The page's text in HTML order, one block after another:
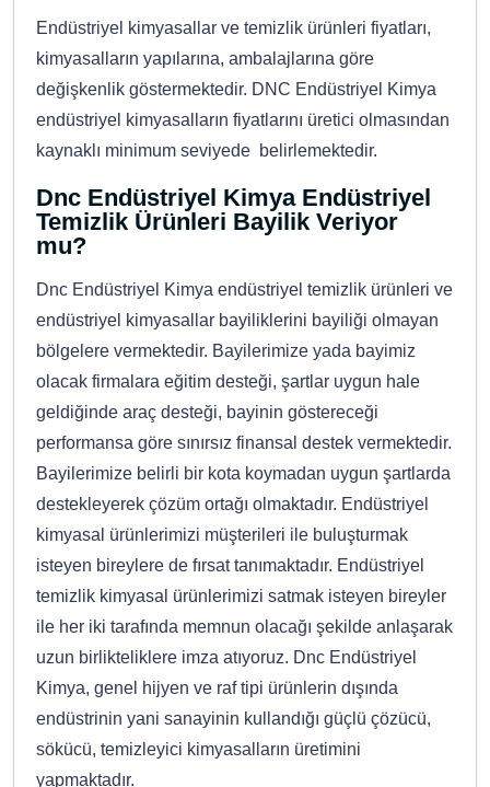
Endüstriyel kimyasallar ve temizlik ürünleri fiyatları,
kimyasalların yapılarına, ambalajlarına göre
değişkenlik göstermektedir. DNC Endüstriyel Kimya
endüstriyel kimyasalların fiyatlarını üretici olmasından
kaynaklı minimum seviyede belirlemektedir.
Dnc Endüstriyel Kimya Endüstriyel
Temizlik Ürünleri Bayilik Veriyor
mu?
Dnc Endüstriyel Kimya endüstriyel temizlik ürünleri ve
endüstriyel kimyasallar bayiliklerini bayiliği olmayan
bölgelere vermektedir. Bayilerimize yada bayimiz
olacak firmalara eğitim desteği, şartlar uygun hale
geldiğinde araç desteği, bayinin göstereceği
performansa göre sınırsız finansal destek vermektedir.
Bayilerimize belirli bir kota koymadan uygun şartlarda
destekleyerek çözüm ortağı olmaktadır. Endüstriyel
kimyasal ürünlerimizi müşterileri ile buluşturmak
isteyen bireylere de fırsat tanımaktadır. Endüstriyel
temizlik kimyasal ürünlerimizi satmak isteyen bireyler
ile her iki tarafında memnun olacağı şekilde anlaşarak
uzun birlikteliklere imza atıyoruz. Dnc Endüstriyel
Kimya, genel hijyen ve raf tipi ürünlerin dışında
endüstrinin yani sanayinin kullandığı güçlü çözücü,
sökücü, temizleyici kimyasalların üretimini
yapmaktadır.